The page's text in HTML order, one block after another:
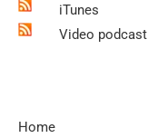
iTunes
Video podcast
Home